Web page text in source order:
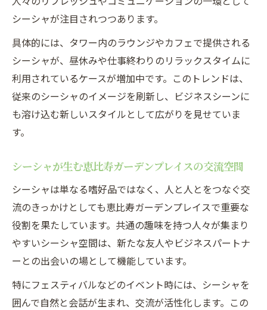
シーシャが注目されつつあります。
具体的には、タワー内のラウンジやカフェで提供される
シーシャが、昼休みや仕事終わりのリラックスタイムに
利用されているケースが増加中です。このトレンドは、
従来のシーシャのイメージを刷新し、ビジネスシーンに
も溶け込む新しいスタイルとして広がりを見せていま
す。
シーシャが生む恵比寿ガーデンプレイスの交流空間
シーシャは単なる嗜好品ではなく、人と人とをつなぐ交
流のきっかけとしても恵比寿ガーデンプレイスで重要な
役割を果たしています。共通の趣味を持つ人々が集まり
やすいシーシャ空間は、新たな友人やビジネスパートナ
ーとの出会いの場として機能しています。
特にフェスティバルなどのイベント時には、シーシャを
囲んで自然と会話が生まれ、交流が活性化します。この